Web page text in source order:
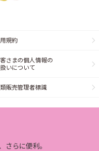
規約
さまの個人情報の
いについて
販売管理者標識
さらに便利。